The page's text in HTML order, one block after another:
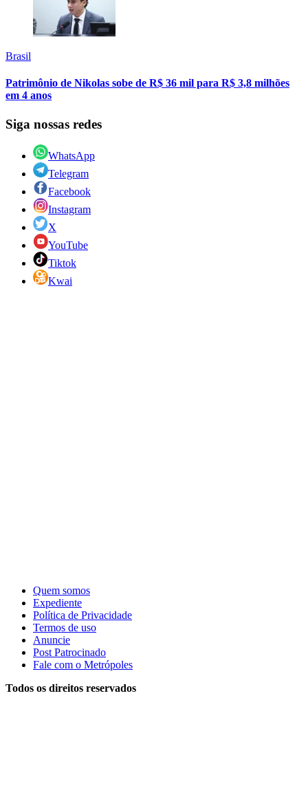
Brasil
Patrimônio de Nikolas sobe de R$ 36 mil para R$ 3,8 milhões
em 4 anos
Siga nossas redes
WhatsApp
Telegram
Facebook
Instagram
X
YouTube
Tiktok
Kwai
Quem somos
Expediente
Política de Privacidade
Termos de uso
Anuncie
Post Patrocinado
Fale com o Metrópoles
Todos os direitos reservados